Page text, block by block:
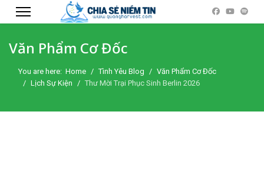
Văn Phẩm Cơ Đốc
You are here: Home Tình Yêu Blog
Văn Phẩm Cơ Đốc
Lịch Sự Kiện
Thư Mời Trại Phục Sinh Berlin 2026